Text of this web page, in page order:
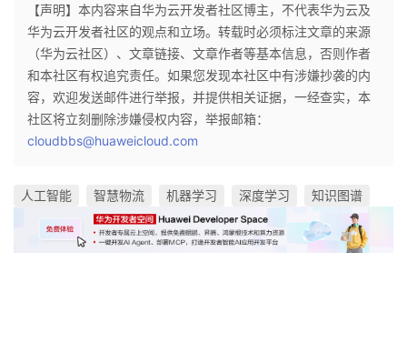
【声明】本内容来自华为云开发者社区博主，不代表华为云及
华为云开发者社区的观点和立场。转载时必须标注文章的来源
（华为云社区）、文章链接、文章作者等基本信息，否则作者
和本社区有权追究责任。如果您发现本社区中有涉嫌抄袭的内
容，欢迎发送邮件进行举报，并提供相关证据，一经查实，本
社区将立刻删除涉嫌侵权内容，举报邮箱：
cloudbbs@huaweicloud.com
人工智能 智慧物流 机器学习 深度学习 知识图谱